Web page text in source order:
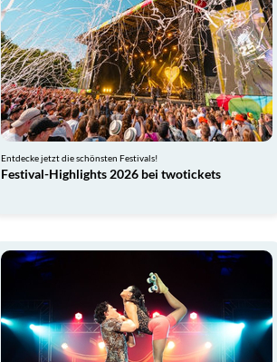
Entdecke jetzt die schönsten Festivals!
Festival-Highlights 2026 bei twotickets